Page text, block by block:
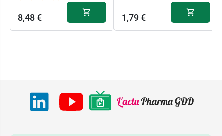
8,48 € 1,79 €